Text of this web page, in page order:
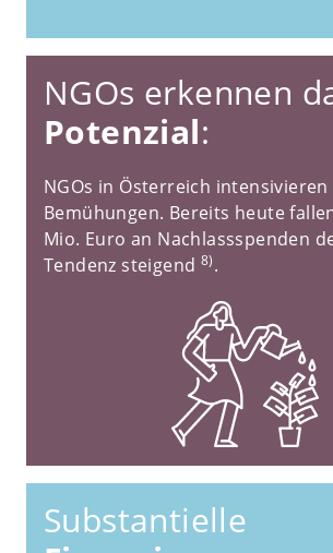
NGOs erkennen
Potenzial:
NGOs in Österreich intensivieren
Bemühungen. Bereits heute
Mio. Euro an Nachlassspenden
Tendenz steigend 8).
Substantielle